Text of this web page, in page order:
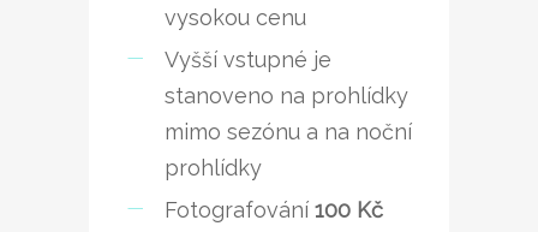
vysokou cenu
Vyšší vstupné je
stanoveno na prohlídky
mimo sezónu a na noční
prohlídky
Fotografování 100 Kč